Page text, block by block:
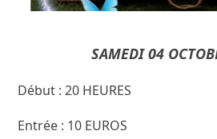
SAMEDI 04
Début : 20 HEURES
Entrée : 10 EUROS